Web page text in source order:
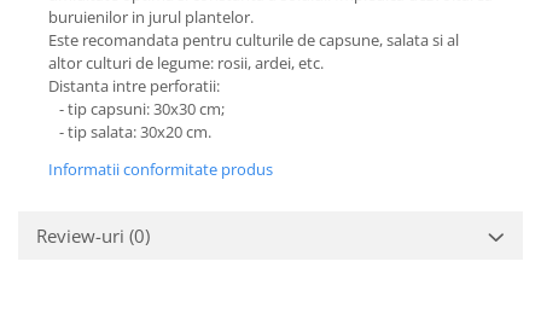
buruienilor in jurul plantelor.
Este recomandata pentru culturile de capsune, salata si al
altor culturi de legume: rosii, ardei, etc.
Distanta intre perforatii:
- tip capsuni: 30x30 cm;
- tip salata: 30x20 cm.
Informatii conformitate produs
Review-uri (0)